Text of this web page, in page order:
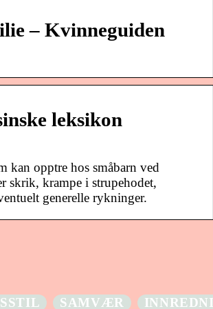
– Kvinneguiden
leksikon
kan opptre hos småbarn ved
skrik, krampe i strupehodet,
generelle rykninger.
SAMVÆR